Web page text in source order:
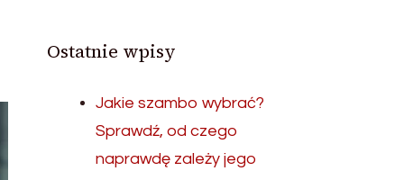
Ostatnie wpisy
Jakie szambo wybrać?
Sprawdź, od czego
naprawdę zależy jego